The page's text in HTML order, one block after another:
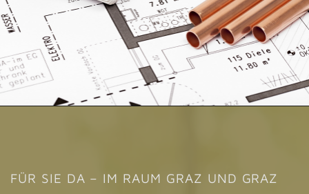
FÜR SIE DA – IM RAUM GRAZ UND GRAZ